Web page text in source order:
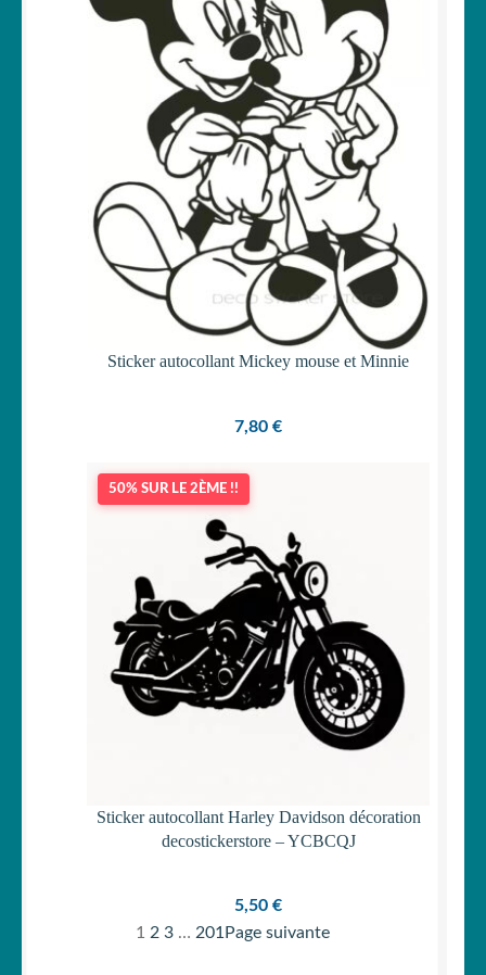
Sticker autocollant Mickey mouse et Minnie
7,80 €
50% SUR LE 2ÈME !!
Sticker autocollant Harley Davidson décoration
decostickerstore – YCBCQJ
5,50 €
1 2 3 … 201Page suivante